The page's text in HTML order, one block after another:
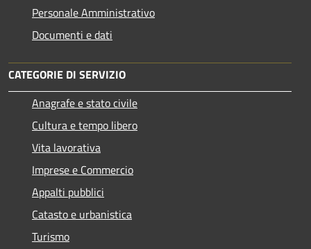
Personale Amministrativo
Documenti e dati
CATEGORIE DI SERVIZIO
Anagrafe e stato civile
Cultura e tempo libero
Vita lavorativa
Imprese e Commercio
Appalti pubblici
Catasto e urbanistica
Turismo